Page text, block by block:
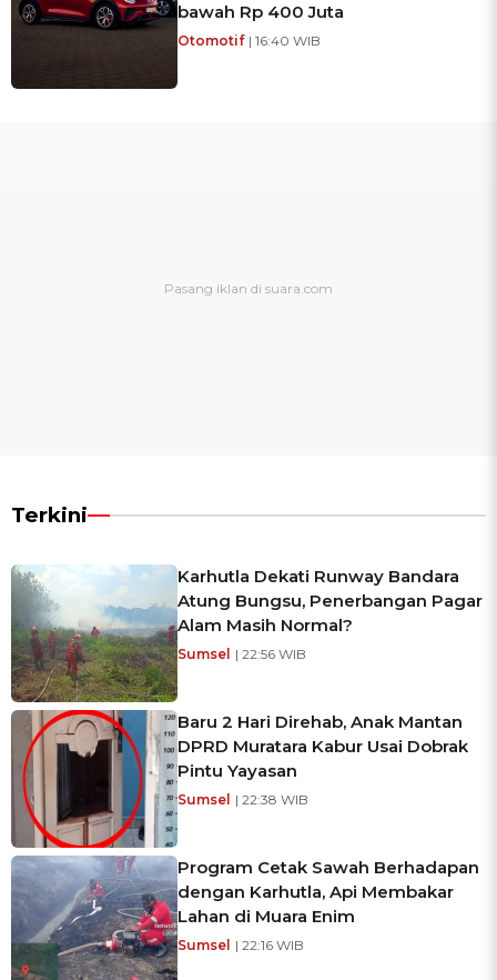
bawah Rp 400 Juta
Otomotif | 16:40 WIB
Terkini
Karhutla Dekati Runway Bandara
Atung Bungsu, Penerbangan Pagar
Alam Masih Normal?
Sumsel | 22:56 WIB
Baru 2 Hari Direhab, Anak Mantan
DPRD Muratara Kabur Usai Dobrak
Pintu Yayasan
Sumsel | 22:38 WIB
Program Cetak Sawah Berhadapan
dengan Karhutla, Api Membakar
Lahan di Muara Enim
Sumsel | 22:16 WIB